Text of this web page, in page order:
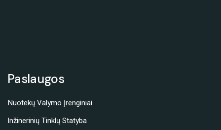
Paslaugos
Nuotekų Valymo Įrenginiai
Inžinerinių Tinklų Statyba